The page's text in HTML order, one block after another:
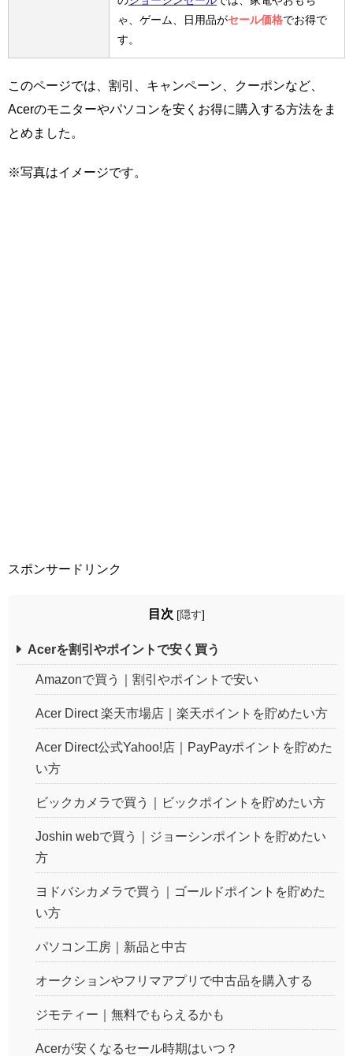
ゃ、ゲーム、日用品がセール価格でお得で
す。
このページでは、割引、キャンペーン、クーポンなど、
Acerのモニターやパソコンを安くお得に購入する方法をま
とめました。
※写真はイメージです。
スポンサードリンク
目次 [隠す]
Acerを割引やポイントで安く買う
Amazonで買う｜割引やポイントで安い
Acer Direct 楽天市場店｜楽天ポイントを貯めたい方
Acer Direct公式Yahoo!店｜PayPayポイントを貯めた
い方
ビックカメラで買う｜ビックポイントを貯めたい方
Joshin webで買う｜ジョーシンポイントを貯めたい
方
ヨドバシカメラで買う｜ゴールドポイントを貯めた
い方
パソコン工房｜新品と中古
オークションやフリマアプリで中古品を購入する
ジモティー｜無料でもらえるかも
Acerが安くなるセール時期はいつ？